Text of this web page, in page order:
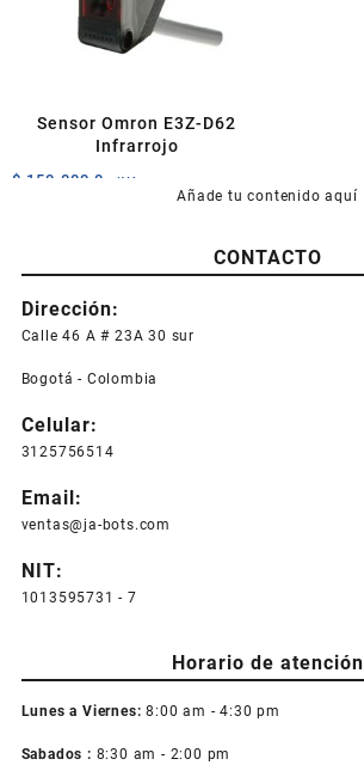
Sensor Omron E3Z-D62
Infrarrojo
$ 150.000,0 +IVA
Añade tu contenido aquí
CONTACTO
Dirección:
Calle 46 A # 23A 30 sur
Bogotá - Colombia
Celular:
3125756514
Email:
ventas@ja-bots.com
NIT:
1013595731 - 7
Horario de atención
Lunes a Viernes: 8:00 am - 4:30 pm
Sabados : 8:30 am - 2:00 pm